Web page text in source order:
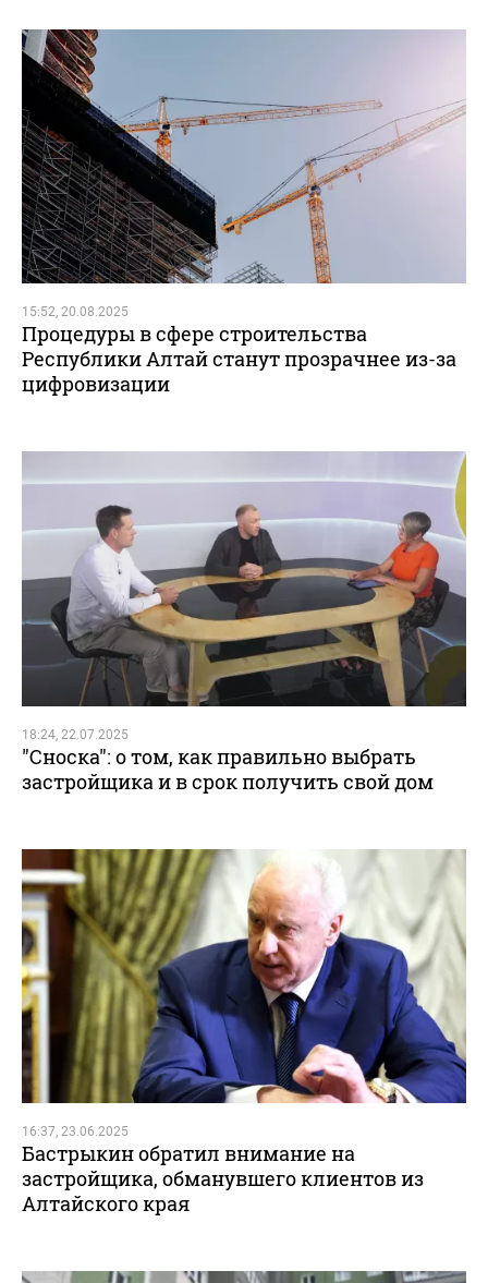
15:52, 20.08.2025
Процедуры в сфере строительства
Республики Алтай станут прозрачнее из-за
цифровизации
18:24, 22.07.2025
"Сноска": о том, как правильно выбрать
застройщика и в срок получить свой дом
16:37, 23.06.2025
Бастрыкин обратил внимание на
застройщика, обманувшего клиентов из
Алтайского края